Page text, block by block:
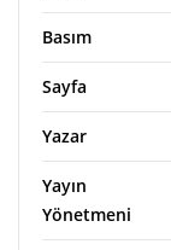
Basım
Sayfa
Yazar
Yayın
Yönetmeni